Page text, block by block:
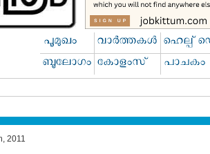
2011